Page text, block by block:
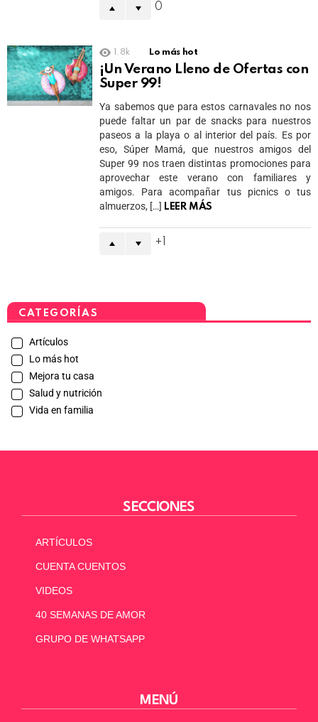
0
1.8k Lo más hot
¡Un Verano Lleno de Ofertas con
Super 99!
Ya sabemos que para estos carnavales no nos
puede faltar un par de snacks para nuestros
paseos a la playa o al interior del país. Es por
eso, Súper Mamá, que nuestros amigos del
Super 99 nos traen distintas promociones para
aprovechar este verano con familiares y
amigos. Para acompañar tus picnics o tus
almuerzos, […] LEER MÁS
1
CATEGORÍAS
Artículos
Lo más hot
Mejora tu casa
Salud y nutrición
Vida en familia
SECCIONES
ARTÍCULOS
CUENTA CUENTOS
VIDEOS
40 SEMANAS DE AMOR
GRUPO DE WHATSAPP
MENÚ